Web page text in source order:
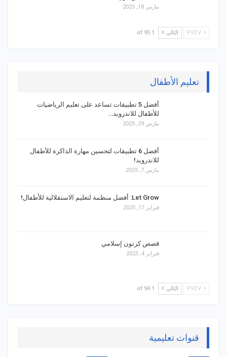
مارس 18, 2025
التالي 1 of 95
تعليم الأطفال
أفضل 5 تطبيقات تساعد على تعليم الرياضيات
للأطفال للاندرويد…
مارس 29, 2025
أفضل 6 تطبيقات لتحسين مهارة الذاكرة للأطفال
للاندرويد!
مارس 7, 2025
Let Grow: أفضل منظمة لتعليم الاستقلالية للأطفال!
فبراير 17, 2025
قصص كرتون إسلامي
فبراير 4, 2025
التالي 1 of 94
قنوات تعليمية